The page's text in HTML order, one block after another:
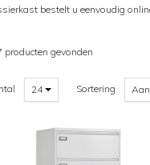
bestelt u eenvoudig
producten gevonden
24 Sortering